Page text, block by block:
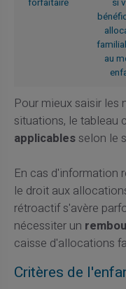
forfaitaire
si
au
Pour mieux saisir les
situations, le tableau
applicablesselon le
En cas d'information
le droit aux
rétroactif s'avère
nécessiter un
caisse d'allocations
Critères de